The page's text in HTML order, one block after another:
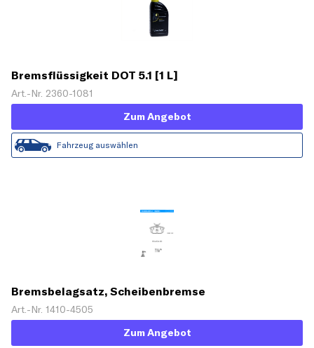
Bremsflüssigkeit DOT 5.1 [1 L]
Art.-Nr. 2360-1081
Zum Angebot
Fahrzeug auswählen
Bremsbelagsatz, Scheibenbremse
Art.-Nr. 1410-4505
Zum Angebot